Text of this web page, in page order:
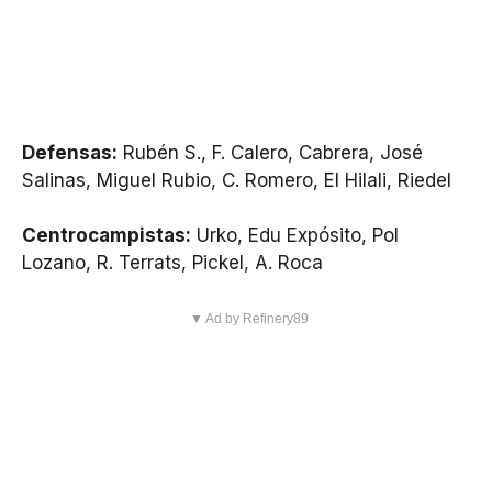
Defensas: Rubén S., F. Calero, Cabrera, José
Salinas, Miguel Rubio, C. Romero, El Hilali, Riedel
Centrocampistas: Urko, Edu Expósito, Pol
Lozano, R. Terrats, Pickel, A. Roca
▼ Ad by Refinery89